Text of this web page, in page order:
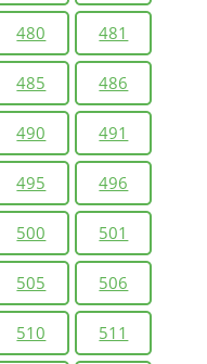
480 481
485 486
490 491
495 496
500 501
505 506
510 511